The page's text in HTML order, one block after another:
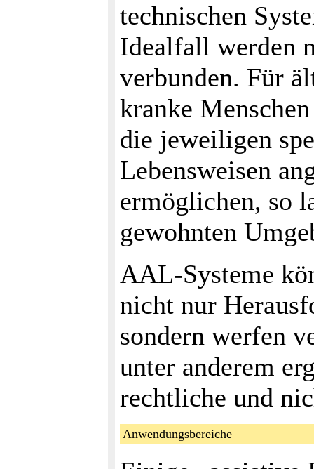
technischen
Idealfall werden
verbunden. Für
kranke
die jeweiligen
Lebensweisen
ermöglichen, so
gewohnten
AAL-Systeme
nicht nur
sondern werfen
unter anderem
rechtliche und
Anwendungsbereiche